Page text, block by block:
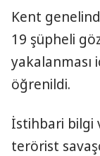
Kent
19 şüpheli
yakalanması
öğrenildi.
İstihbari bilgi
terörist